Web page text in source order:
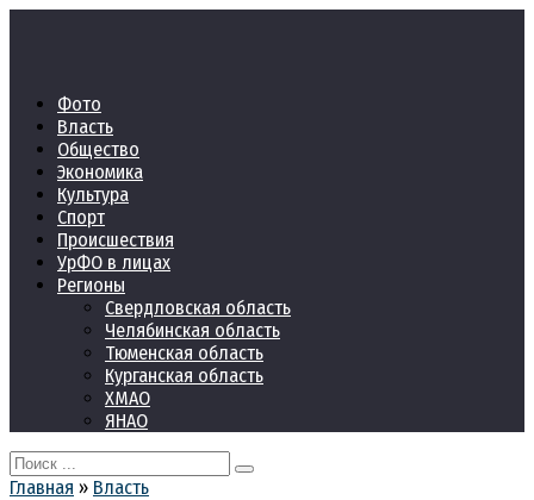
Фото
Власть
Общество
Экономика
Культура
Спорт
Происшествия
УрФО в лицах
Регионы
Свердловская область
Челябинская область
Тюменская область
Курганская область
ХМАО
ЯНАО
Search
for:
Главная » Власть